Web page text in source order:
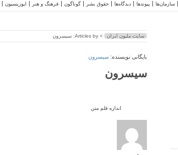
اپوزیسیون فرهنگ و هنر گوناگون حقوق بشر دیدگاه‌ها پیوندها سازمان‌ها
سایت ملیون ایران > Articles by: سیسرون
بایگانی نویسنده: سیسرون
سیسرون
اندازه قلم متن